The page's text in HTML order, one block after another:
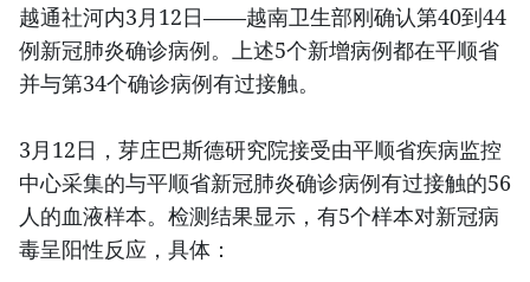
越通社河内3月12日——越南卫生部刚确认第40到44
例新冠肺炎确诊病例。上述5个新增病例都在平顺省
并与第34个确诊病例有过接触。
3月12日，芽庄巴斯德研究院接受由平顺省疾病监控
中心采集的与平顺省新冠肺炎确诊病例有过接触的56
人的血液样本。检测结果显示，有5个样本对新冠病
毒呈阳性反应，具体：